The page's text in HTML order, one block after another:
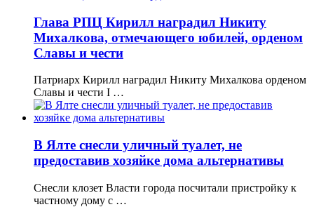
Глава РПЦ Кирилл наградил Никиту
Михалкова, отмечающего юбилей, орденом
Славы и чести
Патриарх Кирилл наградил Никиту Михалкова орденом
Славы и чести I …
В Ялте снесли уличный туалет, не
предоставив хозяйке дома альтернативы
Снесли клозет Власти города посчитали пристройку к
частному дому с …